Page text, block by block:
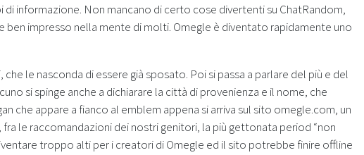
informazione. Non mancano di certo cose divertenti su ChatRandom,
impresso nella mente di molti. Omegle è diventato rapidamente uno
le nasconda di essere già sposato. Poi si passa a parlare del più e del
si spinge anche a dichiarare la città di provenienza e il nome, che
che appare a fianco al emblem appena si arriva sul sito omegle.com, un
le raccomandazioni dei nostri genitori, la più gettonata period “non
troppo alti per i creatori di Omegle ed il sito potrebbe finire offline